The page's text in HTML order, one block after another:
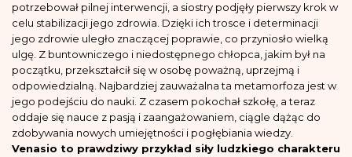
potrzebował pilnej interwencji, a siostry podjęły pierwszy krok w
celu stabilizacji jego zdrowia. Dzięki ich trosce i determinacji
jego zdrowie uległo znaczącej poprawie, co przyniosło wielką
ulgę. Z buntowniczego i niedostępnego chłopca, jakim był na
początku, przekształcił się w osobę poważną, uprzejmą i
odpowiedzialną. Najbardziej zauważalna ta metamorfoza jest w
jego podejściu do nauki. Z czasem pokochał szkołę, a teraz
oddaje się nauce z pasją i zaangażowaniem, ciągle dążąc do
zdobywania nowych umiejętności i pogłębiania wiedzy.
Venasio to prawdziwy przykład siły ludzkiego charakteru